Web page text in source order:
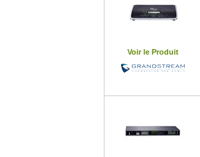
Voir le Produit